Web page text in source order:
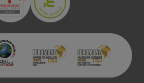
su postavke kolačića. Svoj preglednik
blokira te kolačiće ili pošalje upozorenje
nikakve informacije koje bi vas mogle
o kolačićima